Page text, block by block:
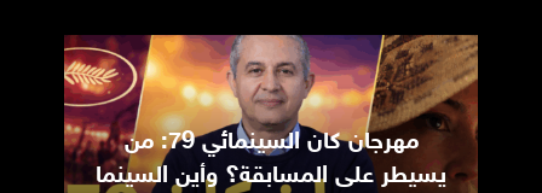
مهرجان كان السينمائي 79: من
يسيطر على المسابقة؟ وأين السينما